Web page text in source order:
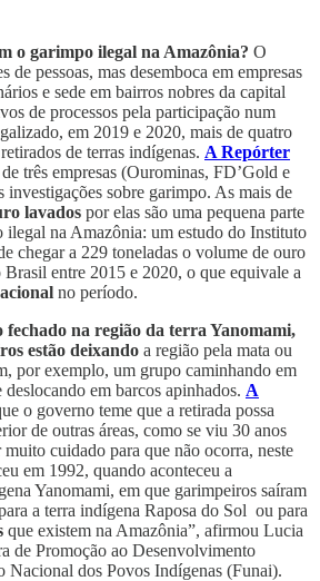
o garimpo ilegal na Amazônia? O
de pessoas, mas desemboca em empresas
e sede em bairros nobres da capital
de processos pela participação num
em 2019 e 2020, mais de quatro
de terras indígenas. A Repórter
três empresas (Ourominas, FD’Gold e
investigações sobre garimpo. As mais de
lavados por elas são uma pequena parte
ilegal na Amazônia: um estudo do Instituto
chegar a 229 toneladas o volume de ouro
entre 2015 e 2020, o que equivale a
no período.
fechado na região da terra Yanomami,
estão deixando a região pela mata ou
por exemplo, um grupo caminhando em
em barcos apinhados. A
o governo teme que a retirada possa
de outras áreas, como se viu 30 anos
muito cuidado para que não ocorra, neste
em 1992, quando aconteceu a
Yanomami, em que garimpeiros saíram
a terra indígena Raposa do Sol ou para
que existem na Amazônia”, afirmou Lucia
de Promoção ao Desenvolvimento
Nacional dos Povos Indígenas (Funai).